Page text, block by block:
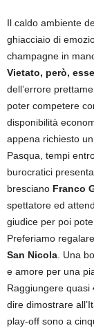
Il caldo ambiente
ghiacciaio di
champagne in
Vietato, però,
dell’errore
poter competere
disponibilità
appena richiesto
Pasqua, tempi
burocratici
bresciano Franco
spettatore ed
giudice per poi
Preferiamo
San Nicola . Una
e amore per una
Raggiungere quasi
dire dimostrare
play-off sono a